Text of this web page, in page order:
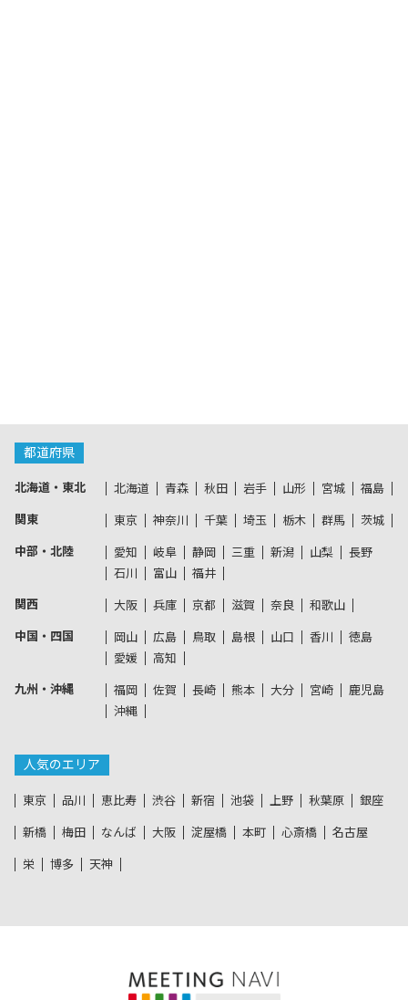
都道府県
北海道・東北 北海道 青森 秋田 岩手 山形 宮城 福島
関東 東京 神奈川 千葉 埼玉 栃木 群馬 茨城
中部・北陸 愛知 岐阜 静岡 三重 新潟 山梨
長野
石川
富山 福井
関西 大阪 兵庫 京都 滋賀 奈良 和歌山
中国・四国 岡山 広島 鳥取 島根 山口 香川
徳島
愛媛
高知
九州・沖縄 福岡 佐賀 長崎 熊本 大分 宮崎
鹿児島
沖縄
人気のエリア
東京 品川 恵比寿 渋谷 新宿 池袋 上野 秋葉原 銀座
新橋 梅田 なんば 大阪 淀屋橋 本町 心斎橋 名古屋
栄 博多 天神